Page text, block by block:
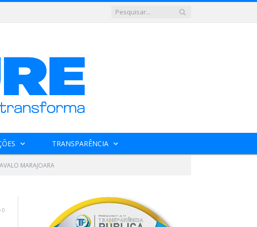
TRANSPARÊNCIA
MARAJOARA
0